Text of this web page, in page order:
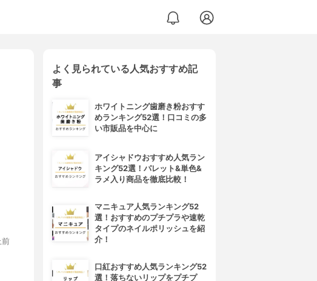
前
よく見られている人気おすすめ記
事
ホワイトニング歯磨き粉おすす
めランキング52選！口コミの多
い市販品を中心に
アイシャドウおすすめ人気ラン
キング52選！パレット&単色&
ラメ入り商品を徹底比較！
マニキュア人気ランキング52
選！おすすめのプチプラや速乾
タイプのネイルポリッシュを紹
介！
口紅おすすめ人気ランキング52
選！落ちないリップをプチプ